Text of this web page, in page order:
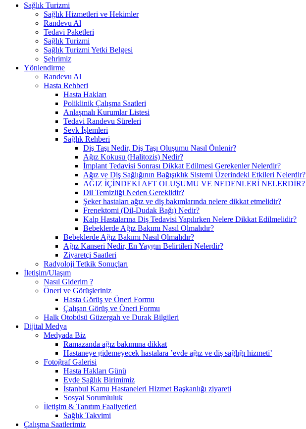
Sağlık Turizmi
Sağlık Hizmetleri ve Hekimler
Randevu Al
Tedavi Paketleri
Sağlık Turizmi
Sağlık Turizmi Yetki Belgesi
Şehrimiz
Yönlendirme
Randevu Al
Hasta Rehberi
Hasta Hakları
Poliklinik Çalışma Saatleri
Anlaşmalı Kurumlar Listesi
Tedavi Randevu Süreleri
Sevk İşlemleri
Sağlık Rehberi
Diş Taşı Nedir, Diş Taşı Oluşumu Nasıl Önlenir?
Ağız Kokusu (Halitozis) Nedir?
İmplant Tedavisi Sonrası Dikkat Edilmesi Gerekenler Nelerdir?
Ağız ve Diş Sağlığının Bağışıklık Sistemi Üzerindeki Etkileri Nelerdir?
AĞIZ İÇİNDEKİ AFT OLUŞUMU VE NEDENLERİ NELERDİR?
Dil Temizliği Neden Gereklidir?
Şeker hastaları ağız ve diş bakımlarında nelere dikkat etmelidir?
Frenektomi (Dil-Dudak Bağı) Nedir?
Kalp Hastalarına Diş Tedavisi Yapılırken Nelere Dikkat Edilmelidir?
Bebeklerde Ağız Bakımı Nasıl Olmalıdır?
Bebeklerde Ağız Bakımı Nasıl Olmalıdır?
Ağız Kanseri Nedir, En Yaygın Belirtileri Nelerdir?
Ziyaretçi Saatleri
Radyoloji Tetkik Sonuçları
İletişim/Ulaşım
Nasıl Giderim ?
Öneri ve Görüşleriniz
Hasta Görüş ve Öneri Formu
Çalışan Görüş ve Öneri Formu
Halk Otobüsü Güzergah ve Durak Bilgileri
Dijital Medya
Medyada Biz
Ramazanda ağız bakımına dikkat
Hastaneye gidemeyecek hastalara ’evde ağız ve diş sağlığı hizmeti’
Fotoğraf Galerisi
Hasta Hakları Günü
Evde Sağlık Birimimiz
İstanbul Kamu Hastaneleri Hizmet Başkanlığı ziyareti
Sosyal Sorumluluk
İletişim & Tanıtım Faaliyetleri
Sağlık Takvimi
Çalışma Saatlerimiz